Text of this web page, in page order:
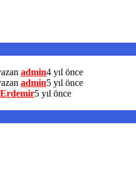
admin4 yıl önce
admin5 yıl önce
5 yıl önce